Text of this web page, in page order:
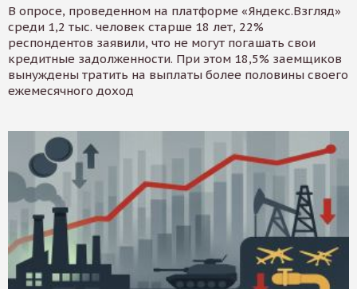
В опросе, проведенном на платформе «Яндекс.Взгляд»
среди 1,2 тыс. человек старше 18 лет, 22%
респондентов заявили, что не могут погашать свои
кредитные задолженности. При этом 18,5% заемщиков
вынуждены тратить на выплаты более половины своего
ежемесячного доход